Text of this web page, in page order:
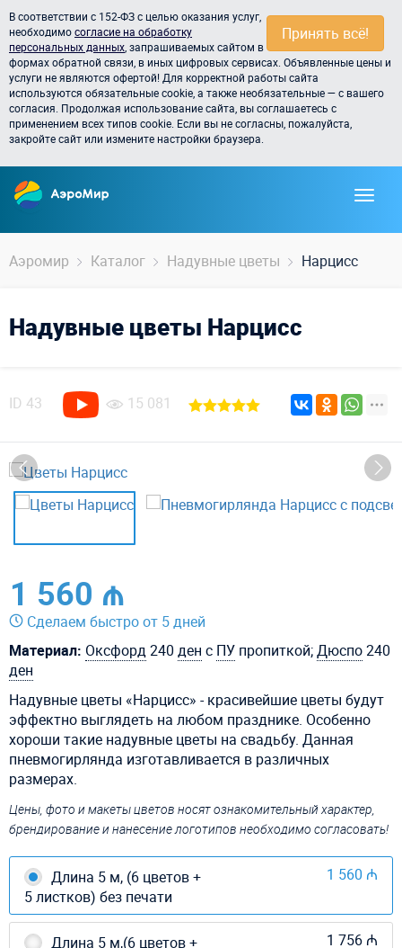
Принять всё!
В соответствии с 152-ФЗ с целью оказания услуг,
необходимосогласие на обработку
персональных данных , запрашиваемых сайтом в
формах обратной связи, в иных цифровых сервисах. Объявленные цены и
услуги не являются офертой! Для корректной работы сайта
используются обязательные cookie, а также необязательные — с вашего
согласия. Продолжая использование сайта, вы соглашаетесь с
применением всех типов cookie. Если вы не согласны, пожалуйста,
закройте сайт или измените настройки браузера.
Аэромир Каталог Надувные цветы Нарцисс
Надувные цветы Нарцисс
ID 43 15 081
1 560 ₼
Сделаем быстро от 5 дней
Материал: Оксфорд240 ден с ПУ пропиткой;Дюспо240
ден
Надувные цветы «Нарцисс» - красивейшие цветы будут
эффектно выглядеть на любом празднике. Особенно
хороши такие надувные цветы на свадьбу. Данная
пневмогирлянда изготавливается в различных
размерах.
Цены, фото и макеты цветов носят ознакомительный характер,
брендирование и нанесение логотипов необходимо согласовать!
Длина 5 м, (6 цветов +
5 листков) без печати
1 560 ₼
Длина 5 м,(6 цветов +
1 756 ₼